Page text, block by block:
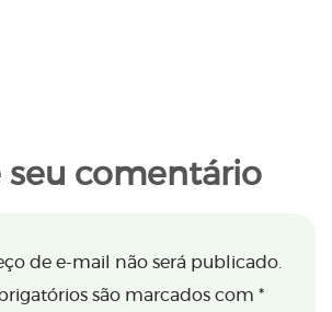
seu comentário
de e-mail não será publicado.
são marcados com *